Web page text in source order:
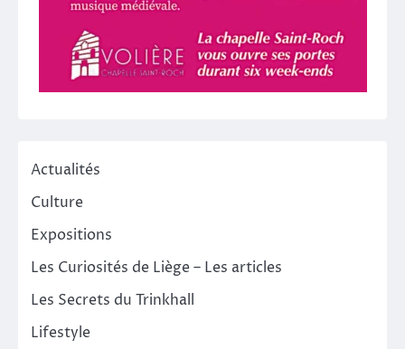
Actualités
Culture
Expositions
Les Curiosités de Liège – Les articles
Les Secrets du Trinkhall
Lifestyle